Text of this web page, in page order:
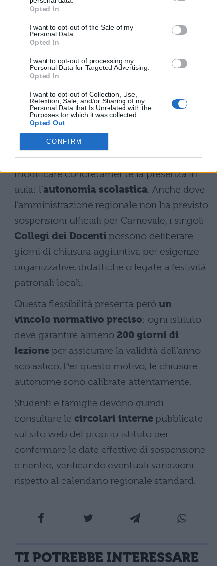
Opted In
I want to opt-out of the Sale of my
Personal Data.
Opted In
I want to opt-out of processing my
Personal Data for Targeted Advertising.
Opted In
I want to opt-out of Collection, Use,
Retention, Sale, and/or Sharing of my
Personal Data that Is Unrelated with the
Purposes for which it was collected.
Opted Out
CONFIRM
autonome, ma in assenza di direttive
regionali, la didattica prosegue
normalmente.
L’autonomia scolastica: le
delibere di istituto e le
verifiche
Oltre al calendario regionale, esiste un
secondo livello decisionale che può
modificare concretamente la presenza in
aula: l’autonomia scolastica. Anche dove
l’amministrazione regionale non ha previsto
sospensioni ufficiali per Carnevale, i singoli
Collegi dei Docenti possono deliberare
giorni di chiusura aggiuntiva per esigenze
organizzative, didattiche o legate a festività
patronali locali.
Questa flessibilità presenta però un
vincolo normativo preciso: ogni istituto
deve garantire almeno 200 giorni di
lezione per assicurare la validità dell’anno
scolastico. Per questo motivo, le chiusure
autonome sono calibrate attentamente.
Studenti e famiglie devono quindi
consultare le circolari interne pubblicate
sul sito web del proprio istituto per
confermare le date effettive di sospensione
e rientro, verificando eventuali variazioni
rispetto al calendario regionale standard.
TI POTREBBE INTERESSARE